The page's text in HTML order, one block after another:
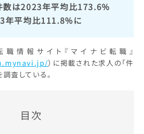
数は2023年平均比173.6%
年平均比111.8%に
情報サイト『マイナビ転職』
）に掲載された求人の「件
査している。
目次